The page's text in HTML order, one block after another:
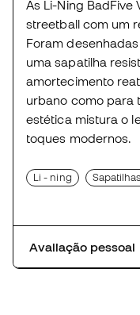
As Li-Ning
streetball com um
Foram
uma sapatilha
amortecimento
urbano como para
estética mistura o
toques modernos.
Li - ning
Avaliação pessoal